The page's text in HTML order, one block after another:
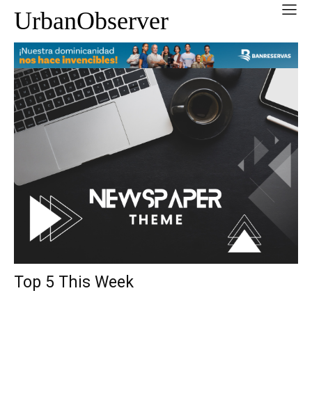
UrbanObserver
Top 5 This Week